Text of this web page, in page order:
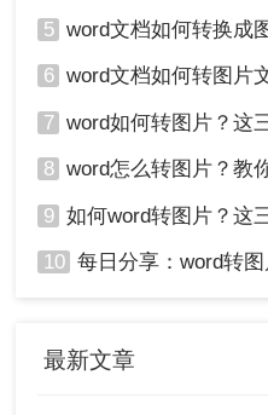
5 word文档如何转换成图片格
6 word文档如何转图片文
7 word如何转图片？这
8 word怎么转图片？教
9 如何word转图片？这
10 每日分享：word转图片
最新文章